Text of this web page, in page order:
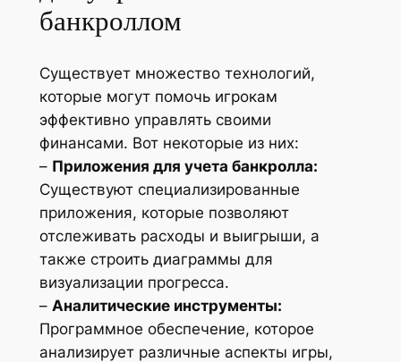
банкроллом
Существует множество технологий,
которые могут помочь игрокам
эффективно управлять своими
финансами. Вот некоторые из них:
– Приложения для учета банкролла:
Существуют специализированные
приложения, которые позволяют
отслеживать расходы и выигрыши, а
также строить диаграммы для
визуализации прогресса.
– Аналитические инструменты:
Программное обеспечение, которое
анализирует различные аспекты игры,